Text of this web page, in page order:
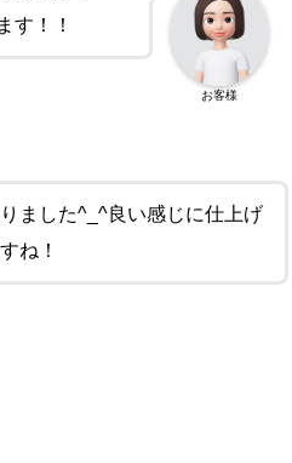
す！！
お客様
ました^_^良い感じに仕上げ
ね！